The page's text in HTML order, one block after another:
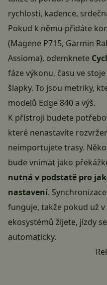
rychlosti, kadence,
Pokud k němu přidáte
(Magene P715, Garmin
Assioma), odemknete
fáze výkonu, času ve
šlapky. To jsou metriky,
modelů Edge 840 a výš.
K přístroji budete
které nenastavíte
neimportujete trasy.
bude vnímat jako
nutná v podstatě pro
nastavení.
funguje, takže pokud už
ekosystémů žijete, jízdy
automaticky.